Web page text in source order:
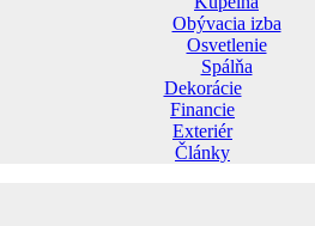
Obývacia izba
Osvetlenie
Spálňa
Dekorácie
Financie
Exteriér
Články